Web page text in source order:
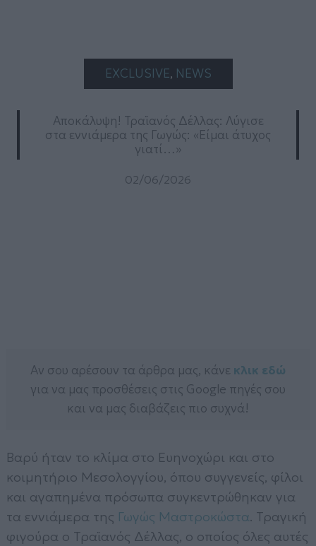
EXCLUSIVE, NEWS
Αποκάλυψη! Τραϊανός Δέλλας: Λύγισε
στα εννιάμερα της Γωγώς: «Είμαι άτυχος
γιατί…»
02/06/2026
Αν σου αρέσουν τα άρθρα μας, κάνε κλικ εδώ
για να μας προσθέσεις στις Google πηγές σου
και να μας διαβάζεις πιο συχνά!
Βαρύ ήταν το κλίμα στο Ευηνοχώρι και στο
κοιμητήριο Μεσολογγίου, όπου συγγενείς, φίλοι
και αγαπημένα πρόσωπα συγκεντρώθηκαν για
τα εννιάμερα της Γωγώς Μαστροκώστα. Τραγική
φιγούρα ο Τραϊανός Δέλλας, ο οποίος όλες αυτές